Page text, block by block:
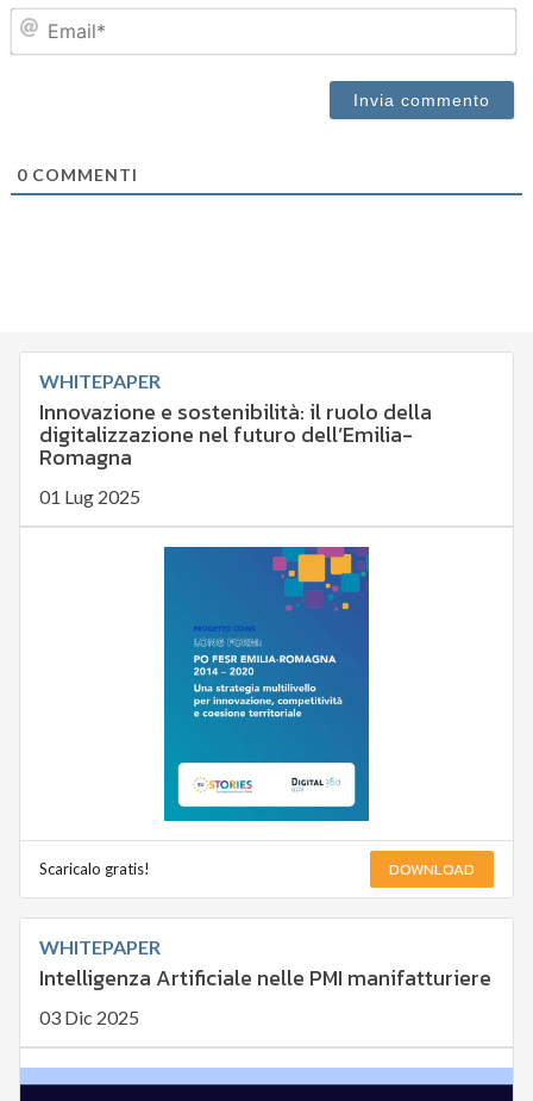
0COMMENTI
WHITEPAPER
Innovazione e sostenibilità: il ruolo della
digitalizzazione nel futuro dell’Emilia-
Romagna
01 Lug 2025
Scaricalo gratis! DOWNLOAD
WHITEPAPER
Intelligenza Artificiale nelle PMI manifatturiere
03 Dic 2025